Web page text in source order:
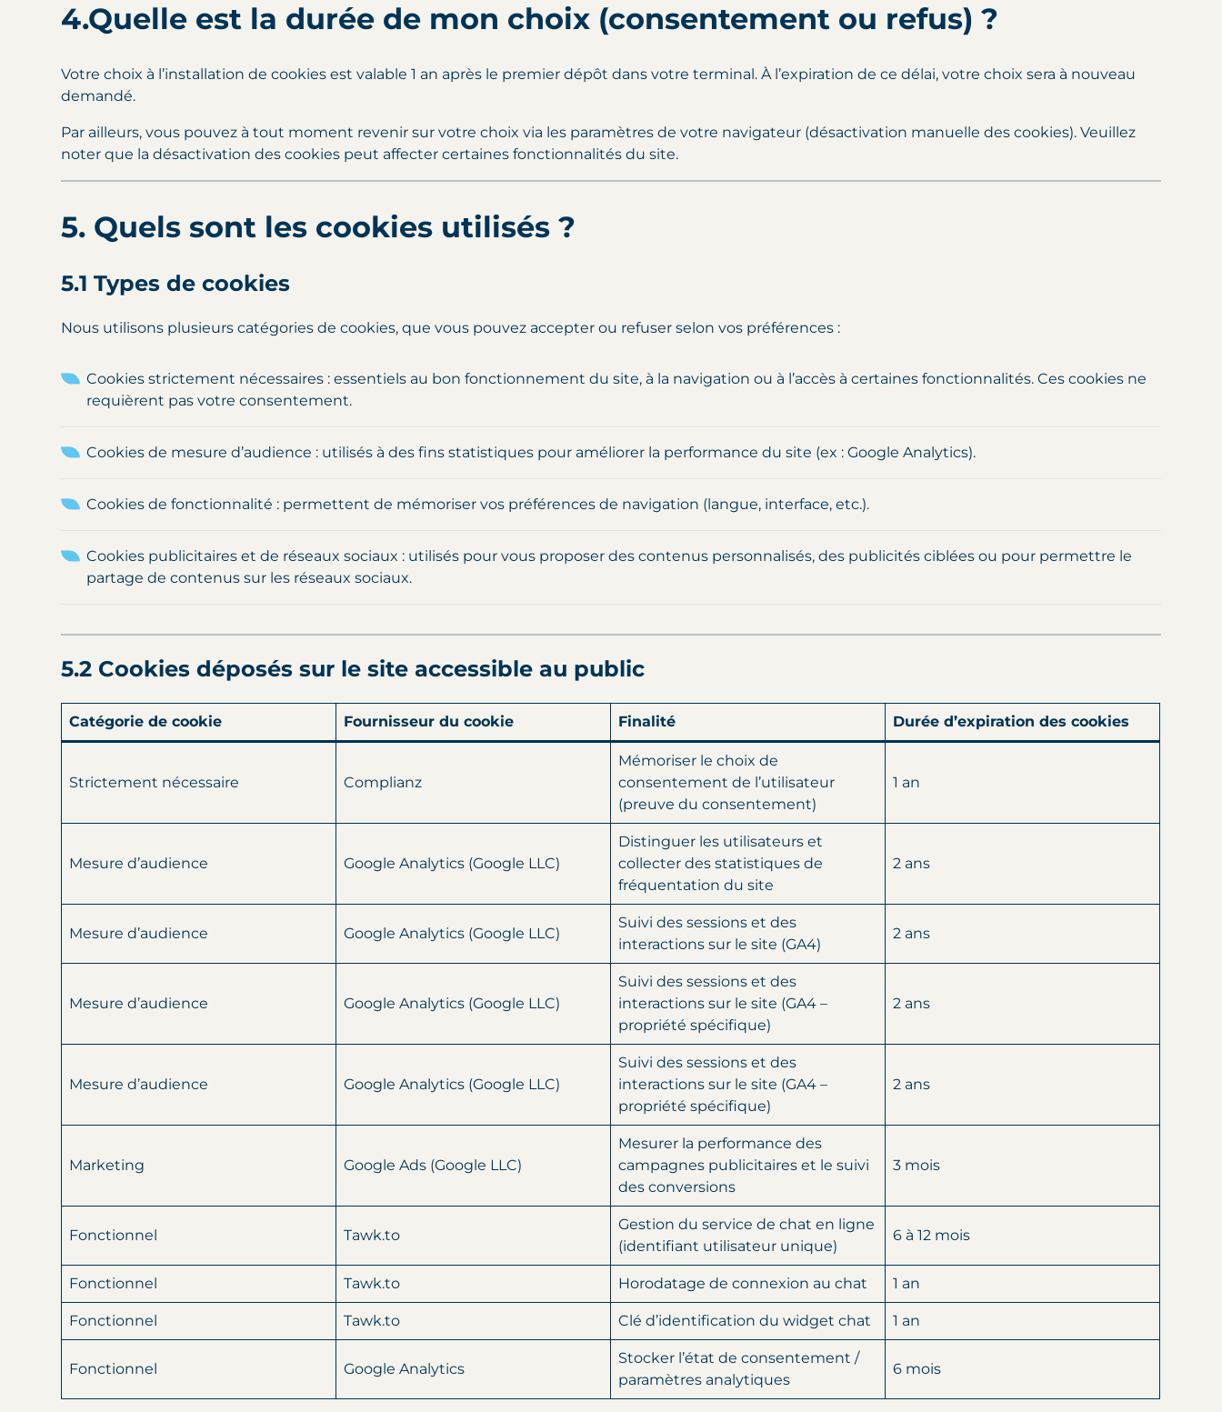
4.Quelle est la durée de mon choix (consentement ou refus) ?
Votre choix à l’installation de cookies est valable 1 an après le premier dépôt dans votre terminal. À l’expiration de ce délai, votre choix sera à nouveau
demandé.
Par ailleurs, vous pouvez à tout moment revenir sur votre choix via les paramètres de votre navigateur (désactivation manuelle des cookies). Veuillez
noter que la désactivation des cookies peut affecter certaines fonctionnalités du site.
5. Quels sont les cookies utilisés ?
5.1 Types de cookies
Nous utilisons plusieurs catégories de cookies, que vous pouvez accepter ou refuser selon vos préférences :
Cookies strictement nécessaires : essentiels au bon fonctionnement du site, à la navigation ou à l’accès à certaines fonctionnalités. Ces cookies ne
requièrent pas votre consentement.
Cookies de mesure d’audience : utilisés à des fins statistiques pour améliorer la performance du site (ex : Google Analytics).
Cookies de fonctionnalité : permettent de mémoriser vos préférences de navigation (langue, interface, etc.).
Cookies publicitaires et de réseaux sociaux : utilisés pour vous proposer des contenus personnalisés, des publicités ciblées ou pour permettre le
partage de contenus sur les réseaux sociaux.
5.2 Cookies déposés sur le site accessible au public
Catégorie de cookie Fournisseur du cookie Finalité Durée d’expiration des cookies
Strictement nécessaire Complianz
Mémoriser le choix de
consentement de l’utilisateur
(preuve du consentement)
1 an
Mesure d’audience Google Analytics (Google LLC)
Distinguer les utilisateurs et
collecter des statistiques de
fréquentation du site
2 ans
Mesure d’audience Google Analytics (Google LLC)
Suivi des sessions et des
interactions sur le site (GA4)
2 ans
Mesure d’audience Google Analytics (Google LLC)
Suivi des sessions et des
interactions sur le site (GA4 –
propriété spécifique)
2 ans
Mesure d’audience Google Analytics (Google LLC)
Suivi des sessions et des
interactions sur le site (GA4 –
propriété spécifique)
2 ans
Marketing Google Ads (Google LLC)
Mesurer la performance des
campagnes publicitaires et le suivi
des conversions
3 mois
Fonctionnel Tawk.to
Gestion du service de chat en ligne
(identifiant utilisateur unique)
6 à 12 mois
Fonctionnel Tawk.to Horodatage de connexion au chat 1 an
Fonctionnel Tawk.to Clé d’identification du widget chat 1 an
Fonctionnel Google Analytics
Stocker l’état de consentement /
paramètres analytiques
6 mois